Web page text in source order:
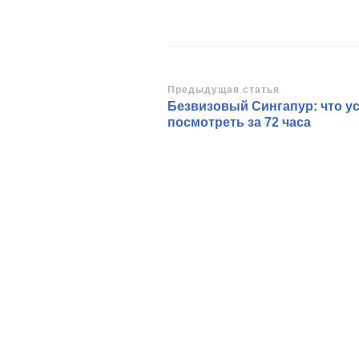
Навигация
по
Предыдущая статья
Безвизовый Сингапур: что
посмотреть за 72 часа